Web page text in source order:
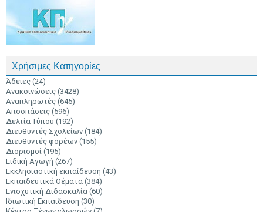
Χρήσιμες Κατηγορίες
Άδειες (24)
Ανακοινώσεις (3428)
Αναπληρωτές (645)
Αποσπάσεις (596)
Δελτία Τύπου (192)
Διευθυντές Σχολείων (184)
Διευθυντές φορέων (155)
Διορισμοί (195)
Ειδική Αγωγή (267)
Εκκλησιαστική εκπαίδευση (43)
Εκπαιδευτικά Θέματα (384)
Ενισχυτική Διδασκαλία (60)
Ιδιωτική Εκπαίδευση (30)